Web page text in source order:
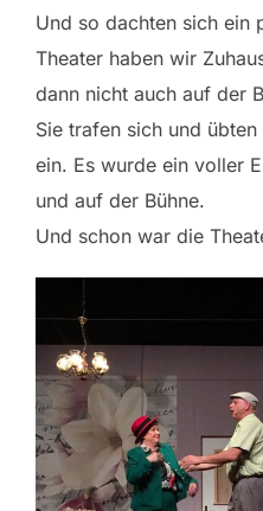
Und so dachten sich ein
Theater haben wir
dann nicht auch auf der
Sie trafen sich und
ein. Es wurde ein voller
und auf der Bühne.
Und schon war die